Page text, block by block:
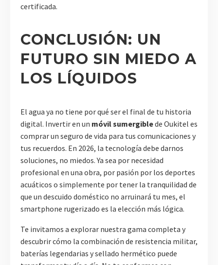
certificada.
CONCLUSIÓN: UN
FUTURO SIN MIEDO A
LOS LÍQUIDOS
El agua ya no tiene por qué ser el final de tu historia
digital. Invertir en un móvil sumergiblede Oukitel es
comprar un seguro de vida para tus comunicaciones y
tus recuerdos. En 2026, la tecnología debe darnos
soluciones, no miedos. Ya sea por necesidad
profesional en una obra, por pasión por los deportes
acuáticos o simplemente por tener la tranquilidad de
que un descuido doméstico no arruinará tu mes, el
smartphone rugerizado es la elección más lógica.
Te invitamos a explorar nuestra gama completa y
descubrir cómo la combinación de resistencia militar,
baterías legendarias y sellado hermético puede